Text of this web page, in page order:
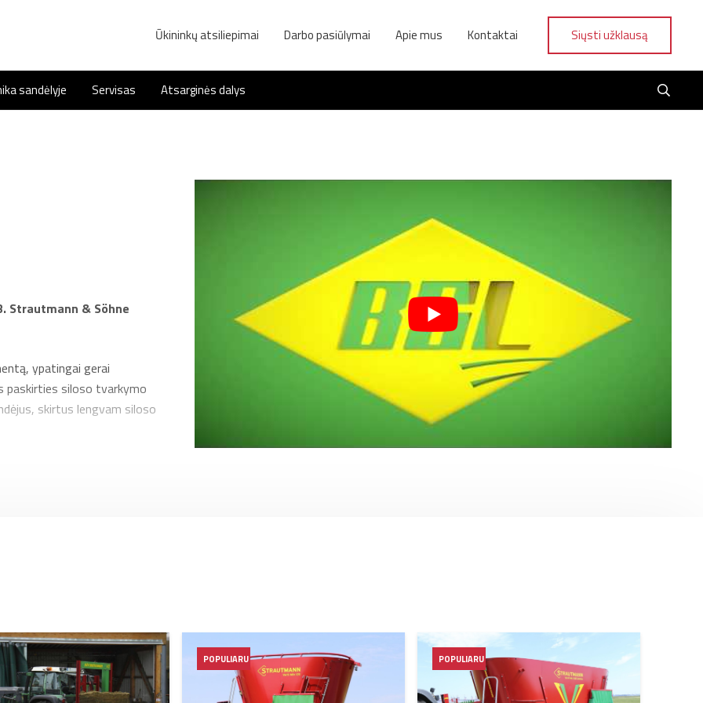
Ūkininkų atsiliepimai Darbo pasiūlymai Apie mus Kontaktai Siųsti užklausą
sandėlyje Servisas Atsarginės dalys
Strautmann & Söhne
ypatingai gerai
paskirties siloso tvarkymo
skirtus lengvam siloso
skirtas patogiam pašarų
dydžių. Taigi, kurdama
kompetentinga
POPULIARU POPULIARU